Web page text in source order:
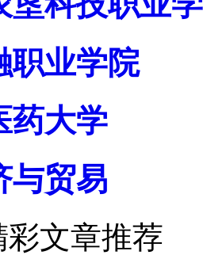
职业学院
药大学
与贸易
文章推荐